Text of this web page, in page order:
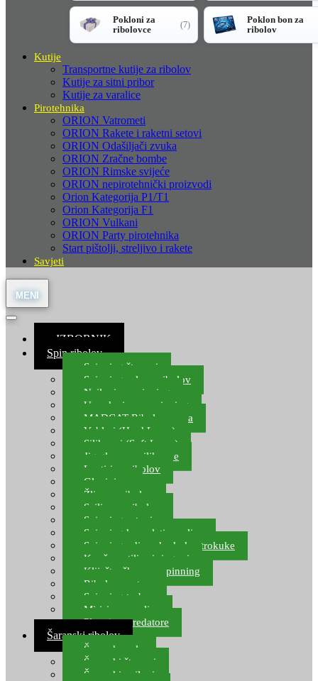
Pokloni za
ribolovce
(7)
Poklon bon za
ribolov
Kutije
Transportne kutije za ribolov
Kutije za sitni pribor
Kutije za varalice
Pirotehnika
ORION Vatrometi
ORION Rakete i raketni setovi
ORION Odašiljači zvuka
ORION Zračne bombe
ORION Rimske svijeće
ORION nepirotehnički proizvodi
Orion Kategorija P1/T1
Orion Kategorija F1
ORION Vulkani
ORION Party pirotehnika
Start pištolji, streljivo i rakete
Savjeti
≡ IZBORNIK
Spin ribolov
Spinning štapovi
Spinning role za ribolov
Najloni za spinning
Upredenice za spinning
MADCAT Ribolov soma
Vobleri (Hard Lures)
Silikonci (Soft Lures)
Jig glave za silikonce
Leptiri za ribolov
Glavinjare
Žlice za ribolov
Sajlice za ribolov
Spinning setovi
Spinning kompleti varalica
Spinning udice, dvokuke, trokuke
Kopče, vrtilice i ringovi
Kliješta, škare za spinning
Ribolov pastrve
Spinning torbe
Mirisi za varalice
Plovci za predatore
Šaranski ribolov
Šaranske role
Šaranski štapovi
Šaranski najloni